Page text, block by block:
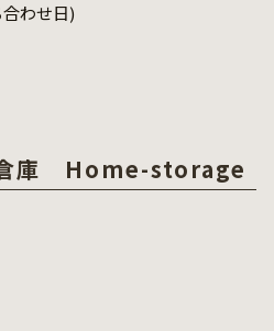
わせ日)
倉庫 Home-storage